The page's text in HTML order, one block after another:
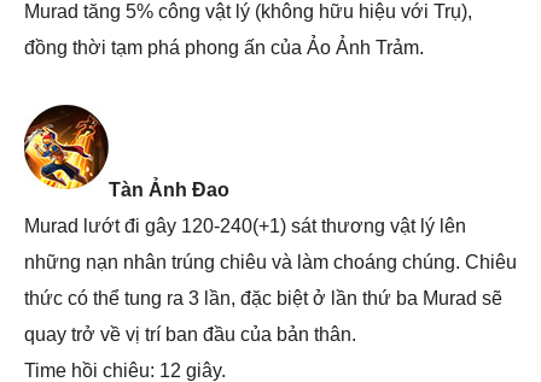
Murad tăng 5% công vật lý (không hữu hiệu với Trụ),
đồng thời tạm phá phong ấn của Ảo Ảnh Trảm.
Tàn Ảnh Đao
Murad lướt đi gây 120-240(+1) sát thương vật lý lên
những nạn nhân trúng chiêu và làm choáng chúng. Chiêu
thức có thể tung ra 3 lần, đặc biệt ở lần thứ ba Murad sẽ
quay trở về vị trí ban đầu của bản thân.
Time hồi chiêu: 12 giây.